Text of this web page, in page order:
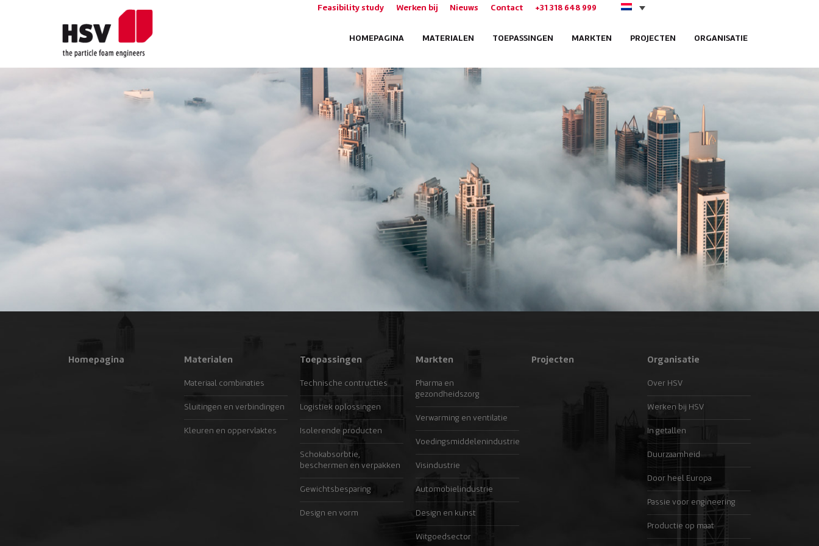
Feasibility study Werken bij Nieuws Contact +31 318 648 999
HOMEPAGINA MATERIALEN TOEPASSINGEN MARKTEN PROJECTEN ORGANISATIE
Homepagina Materialen
Materiaal combinaties
Sluitingen en verbindingen
Kleuren en oppervlaktes
Toepassingen
Technische contructies
Logistiek oplossingen
Isolerende producten
Schokabsorbtie,
beschermen en verpakken
Gewichtsbesparing
Design en vorm
Markten
Pharma en
gezondheidszorg
Verwarming en ventilatie
Voedingsmiddelenindustrie
Visindustrie
Automobielindustrie
Design en kunst
Witgoedsector
Projecten Organisatie
Over HSV
Werken bij HSV
In getallen
Duurzaamheid
Door heel Europa
Passie voor engineering
Productie op maat